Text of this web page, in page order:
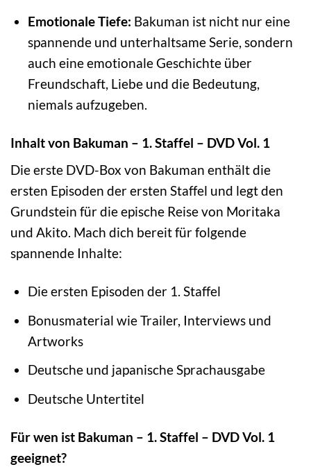
Emotionale Tiefe: Bakuman ist nicht nur eine
spannende und unterhaltsame Serie, sondern
auch eine emotionale Geschichte über
Freundschaft, Liebe und die Bedeutung,
niemals aufzugeben.
Inhalt von Bakuman – 1. Staffel – DVD Vol. 1
Die erste DVD-Box von Bakuman enthält die
ersten Episoden der ersten Staffel und legt den
Grundstein für die epische Reise von Moritaka
und Akito. Mach dich bereit für folgende
spannende Inhalte:
Die ersten Episoden der 1. Staffel
Bonusmaterial wie Trailer, Interviews und
Artworks
Deutsche und japanische Sprachausgabe
Deutsche Untertitel
Für wen ist Bakuman – 1. Staffel – DVD Vol. 1
geeignet?